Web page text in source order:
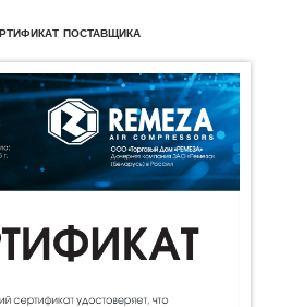
поставщика